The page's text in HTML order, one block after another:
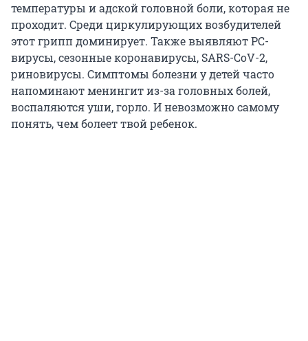
температуры и адской головной боли, которая не
проходит. Среди циркулирующих возбудителей
этот грипп доминирует. Также выявляют РС-
вирусы, сезонные коронавирусы, SARS-CoV-2,
риновирусы. Симптомы болезни у детей часто
напоминают менингит из-за головных болей,
воспаляются уши, горло. И невозможно самому
понять, чем болеет твой ребенок.